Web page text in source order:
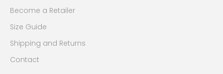
Become a Retailer
Size Guide
Shipping and Returns
Contact